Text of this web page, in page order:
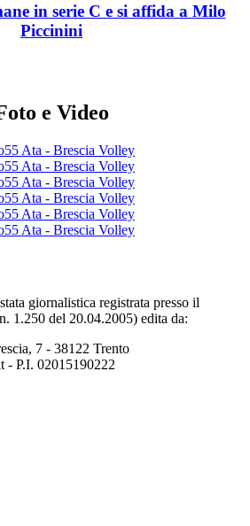
in serie C e si affida a Milo
Piccinini
e Video
Ata - Brescia Volley
Ata - Brescia Volley
Ata - Brescia Volley
Ata - Brescia Volley
Ata - Brescia Volley
Ata - Brescia Volley
giornalistica registrata presso il
1.250 del 20.04.2005) edita da:
7 - 38122 Trento
- P.I. 02015190222